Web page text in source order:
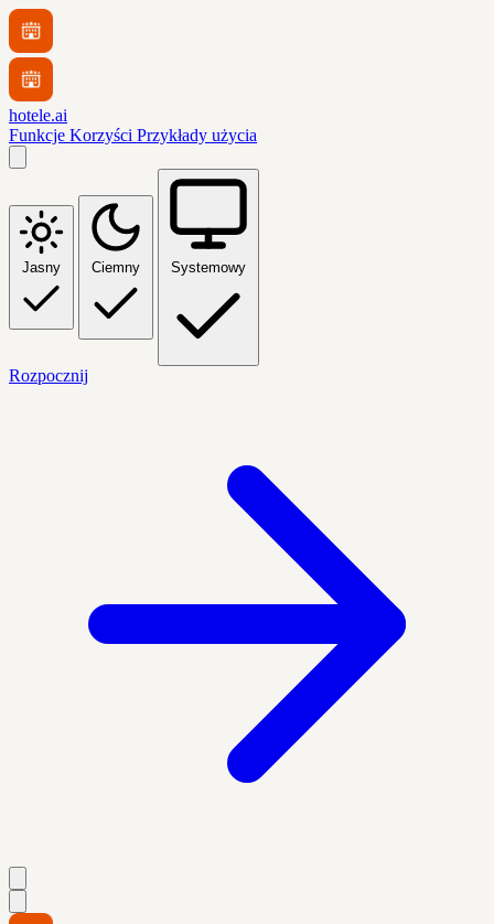
hotele.ai
Funkcje Korzyści Przykłady użycia
Jasny Ciemny Systemowy
Rozpocznij